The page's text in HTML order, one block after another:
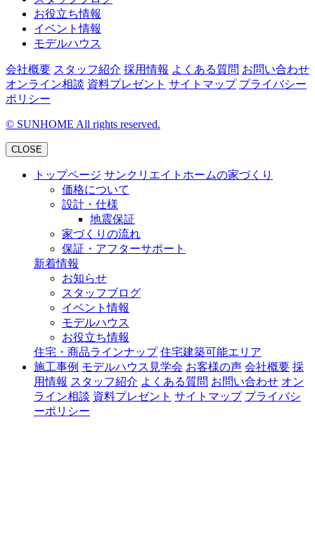
お役立ち情報
イベント情報
モデルハウス
会社概要 スタッフ紹介 採用情報 よくある質問 お問い合わせ
オンライン相談 資料プレゼント サイトマップ プライバシー
ポリシー
© SUNHOME All rights reserved.
CLOSE
トップページ サンクリエイトホームの家づくり
価格について
設計・仕様
地震保証
家づくりの流れ
保証・アフターサポート
新着情報
お知らせ
スタッフブログ
イベント情報
モデルハウス
お役立ち情報
住宅・商品ラインナップ 住宅建築可能エリア
施工事例 モデルハウス見学会 お客様の声 会社概要 採
用情報 スタッフ紹介 よくある質問 お問い合わせ オン
ライン相談 資料プレゼント サイトマップ プライバシ
ーポリシー